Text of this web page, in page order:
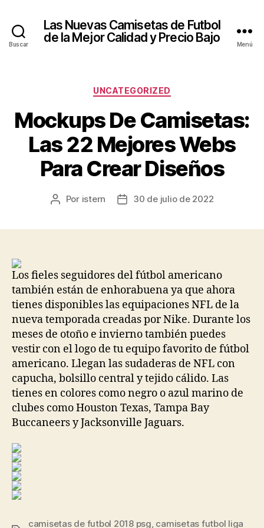
Buscar
Las Nuevas Camisetas de Futbol
de la Mejor Calidad y Precio Bajo
Menú
Categorías
UNCATEGORIZED
Mockups De Camisetas:
Las 22 Mejores Webs
Para Crear Diseños
Autor
Por istern
Fecha30 de julio de 2022
Los fieles seguidores del fútbol americano
también están de enhorabuena ya que ahora
tienes disponibles las equipaciones NFL de la
nueva temporada creadas por Nike. Durante los
meses de otoño e invierno también puedes
vestir con el logo de tu equipo favorito de fútbol
americano. Llegan las sudaderas de NFL con
capucha, bolsillo central y tejido cálido. Las
tienes en colores como negro o azul marino de
clubes como Houston Texas, Tampa Bay
Buccaneers y Jacksonville Jaguars.
camisetas de futbol 2018 psg, camisetas futbol liga